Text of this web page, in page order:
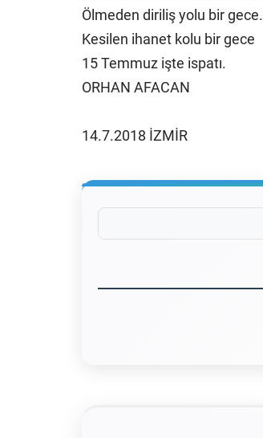
Ölmeden diriliş yolu bir gece.
Kesilen ihanet kolu bir gece
15 Temmuz işte ispatı.
ORHAN AFACAN
14.7.2018 İZMİR